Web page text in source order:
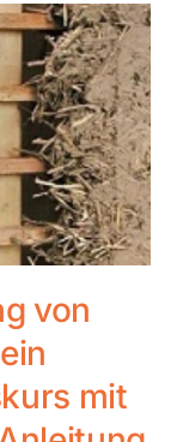
von
mit